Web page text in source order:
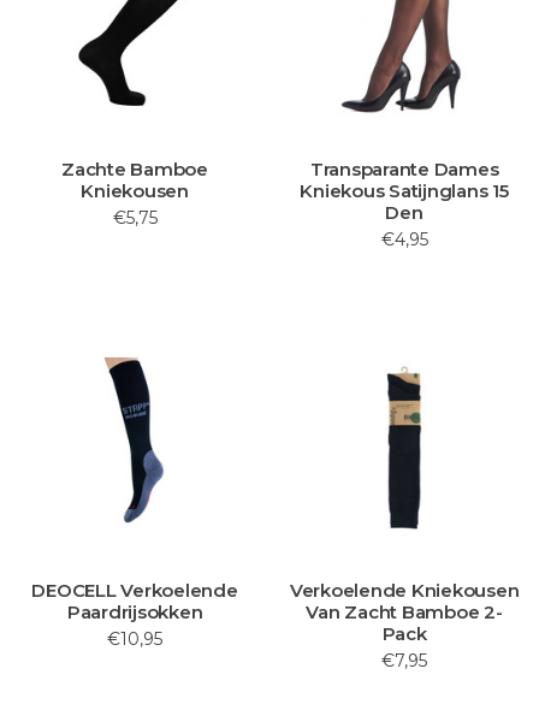
Zachte Bamboe
Kniekousen
€5,75
Transparante Dames
Kniekous Satijnglans 15
Den
€4,95
DEOCELL Verkoelende
Paardrijsokken
€10,95
Verkoelende Kniekousen
Van Zacht Bamboe 2-
Pack
€7,95